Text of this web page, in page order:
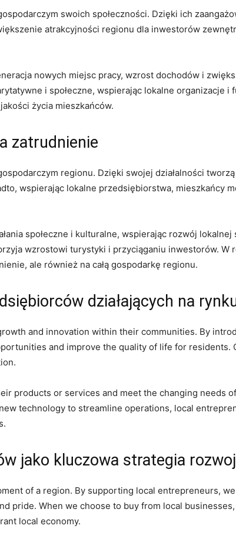
swoich społeczności. Dzięki ich
atrakcyjności regionu ‌dla inwestorów
nowych miejsc pracy, wzrost dochodów i
i społeczne, wspierając lokalne organizacje i
życia mieszkańców.
zatrudnienie
regionu. Dzięki swojej ​działalności
wspierając​ lokalne przedsiębiorstwa, mieszkańcy
społeczne i kulturalne, wspierając rozwój
wzrostowi turystyki i ⁢przyciąganiu inwestorów. W
ale również na⁤ całą gospodarkę regionu.
działających na
and innovation within their communities. By
‌and improve⁣ the quality of life for residents.
products or services and meet the changing needs‍
technology to streamline​ operations, local
jako kluczowa strategia
of a region. By supporting local entrepreneurs,
pride. When we choose to buy from local
local⁣ economy.